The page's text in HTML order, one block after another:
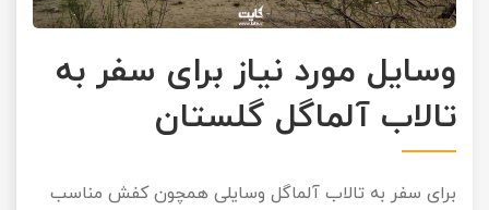
وسایل مورد نیاز برای سفر به
تالاب آلماگل گلستان
برای سفر به تالاب آلماگل وسایلی همچون کفش مناسب